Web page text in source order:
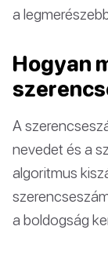
a
Hogyan
A
nevedet és a
algoritmus
a boldogság